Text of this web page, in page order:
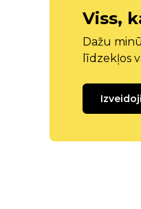
Viss,
Dažu
līdzekļos